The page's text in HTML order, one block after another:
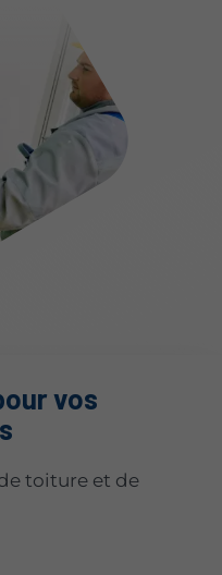
vos
toiture et de